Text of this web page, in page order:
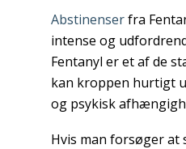
Abstinenserfra
intense og
Fentanyl er et af de
kan kroppen hurtigt
og psykisk
Hvis man forsøger at